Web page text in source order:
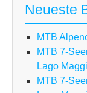
Neueste
MTB
MTB 7-
Lago
MTB 7-